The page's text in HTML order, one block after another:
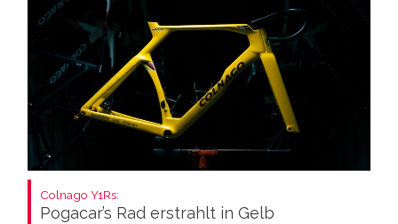
Colnago Y1Rs:
Pogacar’s Rad erstrahlt in Gelb